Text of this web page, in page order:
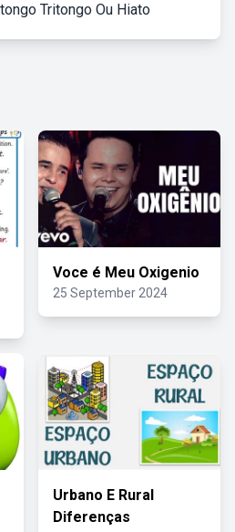
Tritongo Ou Hiato
Voce é Meu Oxigenio
25 September 2024
Urbano E Rural
Diferenças